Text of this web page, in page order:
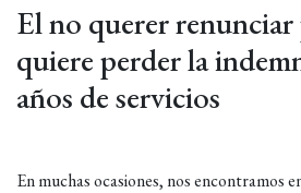
El no querer
quiere perder la
años de servicios
En muchas ocasiones, nos encontramos